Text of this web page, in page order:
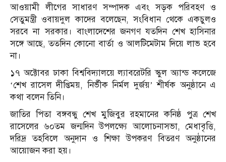
আওয়ামী লীগের সাধারণ সম্পাদক এবং সড়ক পরিবহণ ও
সেতুমন্ত্রী ওবায়দুল কাদের বলেছেন, সংবিধান থেকে একচুলও
সরবে না সরকার। বাংলাদেশের জনগণ যতদিন শেখ হাসিনার
সঙ্গে আছে, ততদিন কোনো বার্তা ও আলটিমেটাম দিয়ে লাভ হবে
না।
১৭ অক্টোবর ঢাকা বিশ্ববিদ্যালয়ে ল্যাবরেটরি স্কুল অ্যান্ড কলেজে
‘শেখ রাসেল দীপ্তিময়, নির্ভীক নির্মল দুর্জয়’ শীর্ষক অনুষ্ঠানে এ
কথা বলেন তিনি।
জাতির পিতা বঙ্গবন্ধু শেখ মুজিবুর রহমানের কনিষ্ঠ পুত্র শেখ
রাসেলের ৬০তম জন্মদিন উপলক্ষ্যে আলোচনাসভা, মেধাবৃত্তি,
দরিদ্র তহবিলে অনুদান ও শিক্ষা উপকরণ বিতরণ অনুষ্ঠানের
আয়োজন করা হয়।